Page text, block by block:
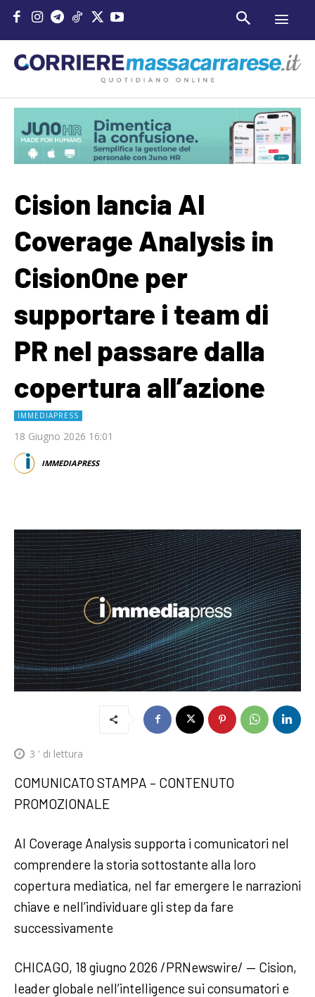
Cision lancia AI
Coverage Analysis in
CisionOne per
supportare i team di
PR nel passare dalla
copertura all’azione
IMMEDIAPRESS
18 Giugno 2026 16:01
IMMEDIAPRESS
3 ' di lettura
COMUNICATO STAMPA – CONTENUTO
PROMOZIONALE
AI Coverage Analysis supporta i comunicatori nel
comprendere la storia sottostante alla loro
copertura mediatica, nel far emergere le narrazioni
chiave e nell’individuare gli step da fare
successivamente
CHICAGO, 18 giugno 2026 /PRNewswire/ — Cision,
leader globale nell’intelligence sui consumatori e